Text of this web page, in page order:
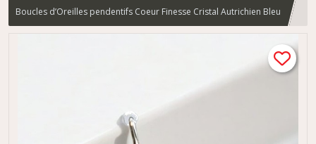
Boucles d’Oreilles pendentifs Coeur Finesse Cristal Autrichien Bleu